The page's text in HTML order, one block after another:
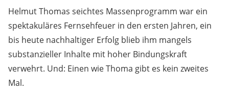
Helmut Thomas seichtes Massenprogramm war ein
spektakuläres Fernsehfeuer in den ersten Jahren, ein
bis heute nachhaltiger Erfolg blieb ihm mangels
substanzieller Inhalte mit hoher Bindungskraft
verwehrt. Und: Einen wie Thoma gibt es kein zweites
Mal.